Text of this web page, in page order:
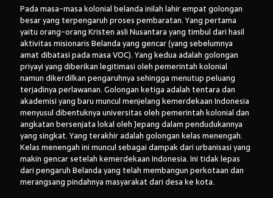
Pada masa-masa kolonial belanda inilah lahir empat golongan
besar yang terpengaruh proses pembaratan. Yang pertama
yaitu orang-orang Kristen asli Nusantara yang timbul dari hasil
aktivitas misionaris Belanda yang gencar (yang sebelumnya
amat dibatasi pada masa VOC). Yang kedua adalah golongan
priyayi yang diberikan legitimasi oleh pemerintah kolonial
namun dikerdilkan pengaruhnya sehingga menutup peluang
terjadinya perlawanan. Golongan ketiga adalah tentara dan
akademisi yang baru muncul menjelang kemerdekaan Indonesia
menyusul dibentuknya universitas oleh pemerintah kolonial dan
angkatan bersenjata lokal oleh Jepang dalam pendudukannya
yang singkat. Yang terakhir adalah golongan kelas menengah.
Kelas menengah ini muncul sebagai dampak dari urbanisasi yang
makin gencar setelah kemerdekaan Indonesia. Ini tidak lepas
dari pengaruh Belanda yang telah membangun perkotaan dan
merangsang pindahnya masyarakat dari desa ke kota.